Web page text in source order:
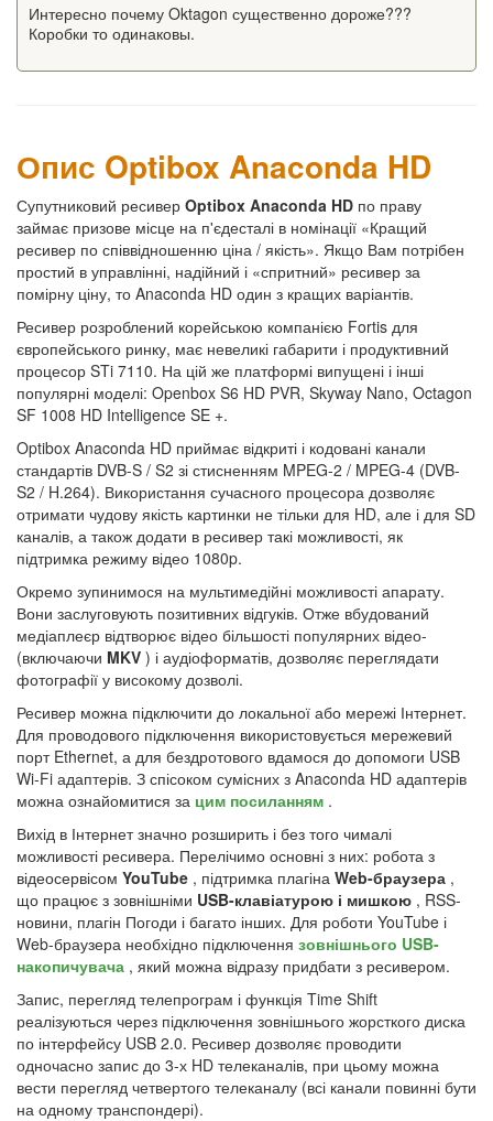
Интересно почему Oktagon существенно дороже???
Коробки то одинаковы.
Опис Optibox Anaconda HD
Супутниковий ресивер Optibox Anaconda HD по праву
займає призове місце на п'єдесталі в номінації «Кращий
ресивер по співвідношенню ціна / якість». Якщо Вам потрібен
простий в управлінні, надійний і «спритний» ресивер за
помірну ціну, то Anaconda HD один з кращих варіантів.
Ресивер розроблений корейською компанією Fortis для
європейського ринку, має невеликі габарити і продуктивний
процесор STi 7110. На цій же платформі випущені і інші
популярні моделі: Openbox S6 HD PVR, Skyway Nano, Octagon
SF 1008 HD Intelligence SE +.
Optibox Anaconda HD приймає відкриті і кодовані канали
стандартів DVB-S / S2 зі стисненням MPEG-2 / MPEG-4 (DVB-
S2 / H.264). Використання сучасного процесора дозволяє
отримати чудову якість картинки не тільки для HD, але і для SD
каналів, а також додати в ресивер такі можливості, як
підтримка режиму відео 1080p.
Окремо зупинимося на мультимедійні можливості апарату.
Вони заслуговують позитивних відгуків. Отже вбудований
медіаплеєр відтворює відео більшості популярних відео-
(включаючи MKV ) і аудіоформатів, дозволяє переглядати
фотографії у високому дозволі.
Ресивер можна підключити до локальної або мережі Інтернет.
Для проводового підключення використовується мережевий
порт Ethernet, а для бездротового вдамося до допомоги USB
Wi-Fi адаптерів. З спісоком сумісних з Anaconda HD адаптерів
можна ознайомитися за цим посиланням .
Вихід в Інтернет значно розширить і без того чималі
можливості ресивера. Перелічимо основні з них: робота з
відеосервісом YouTube , підтримка плагіна Web-браузера ,
що працює з зовнішніми USB-клавіатурою і мишкою , RSS-
новини, плагін Погоди і багато інших. Для роботи YouTube і
Web-браузера необхідно підключення зовнішнього USB-
накопичувача , який можна відразу придбати з ресивером.
Запис, перегляд телепрограм і функція Time Shift
реалізуються через підключення зовнішнього жорсткого диска
по інтерфейсу USB 2.0. Ресивер дозволяє проводити
одночасно запис до 3-х HD телеканалів, при цьому можна
вести перегляд четвертого телеканалу (всі канали повинні бути
на одному транспондері).